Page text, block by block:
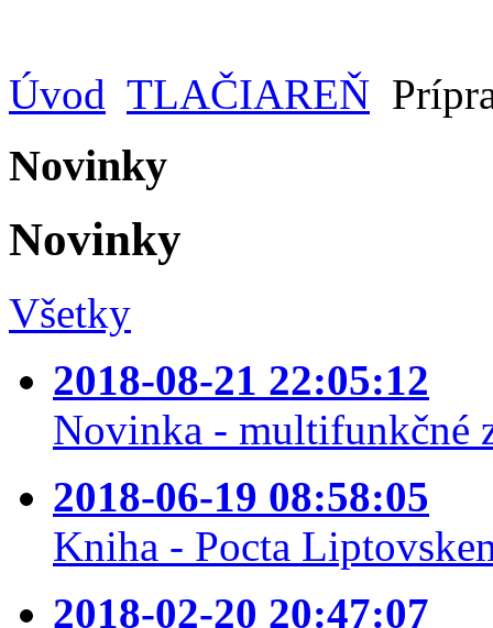
Úvod TLAČIAREŇ
Novinky
Novinky
Všetky
2018-08-21 22:05:12
Novinka - multifunkčné
2018-06-19 08:58:05
Kniha - Pocta
2018-02-20 20:47:07